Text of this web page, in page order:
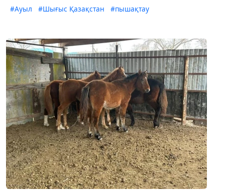
#Ауыл #Шығыс Қазақстан #пышақтау